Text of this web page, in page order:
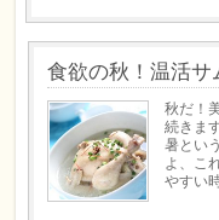
食欲の秋！温活サ
秋だ！
続きま
暑とい
よ、こ
やすい